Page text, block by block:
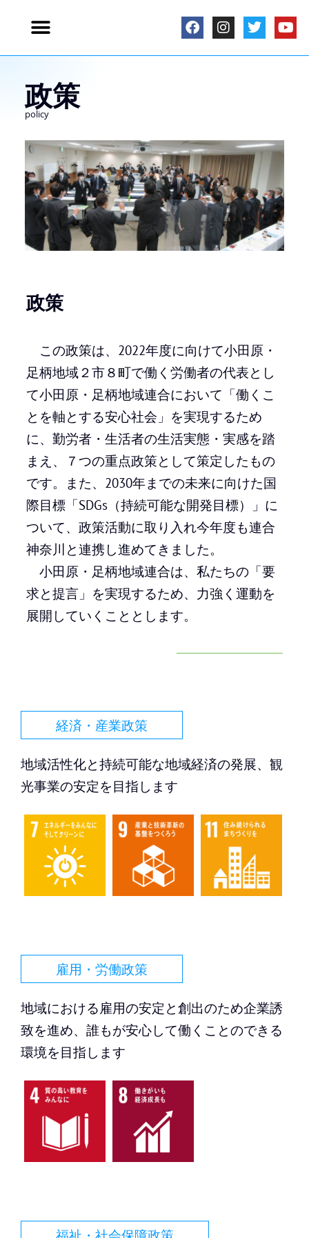
政策
policy
政策
この政策は、2022年度に向けて小田原・
足柄地域２市８町で働く労働者の代表とし
て小田原・足柄地域連合において「働くこ
とを軸とする安心社会」を実現するため
に、勤労者・生活者の生活実態・実感を踏
まえ、７つの重点政策として策定したもの
です。また、2030年までの未来に向けた国
際目標「SDGs（持続可能な開発目標）」に
ついて、政策活動に取り入れ今年度も連合
神奈川と連携し進めてきました。
小田原・足柄地域連合は、私たちの「要
求と提言」を実現するため、力強く運動を
展開していくこととします。
経済・産業政策
地域活性化と持続可能な地域経済の発展、観
光事業の安定を目指します
雇用・労働政策
地域における雇用の安定と創出のため企業誘
致を進め、誰もが安心して働くことのできる
環境を目指します